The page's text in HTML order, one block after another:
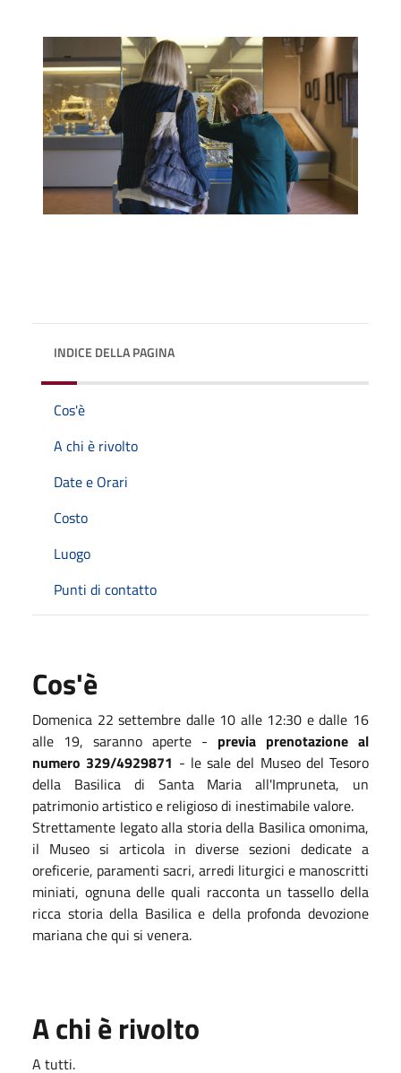
INDICE DELLA PAGINA
Cos'è
A chi è rivolto
Date e Orari
Costo
Luogo
Punti di contatto
Cos'è
Domenica 22 settembre dalle 10 alle 12:30 e dalle 16
alle 19, saranno aperte - previa prenotazione al
numero 329/4929871 - le sale del Museo del Tesoro
della Basilica di Santa Maria all'Impruneta, un
patrimonio artistico e religioso di inestimabile valore.
Strettamente legato alla storia della Basilica omonima,
il Museo si articola in diverse sezioni dedicate a
oreficerie, paramenti sacri, arredi liturgici e manoscritti
miniati, ognuna delle quali racconta un tassello della
ricca storia della Basilica e della profonda devozione
mariana che qui si venera.
A chi è rivolto
A tutti.